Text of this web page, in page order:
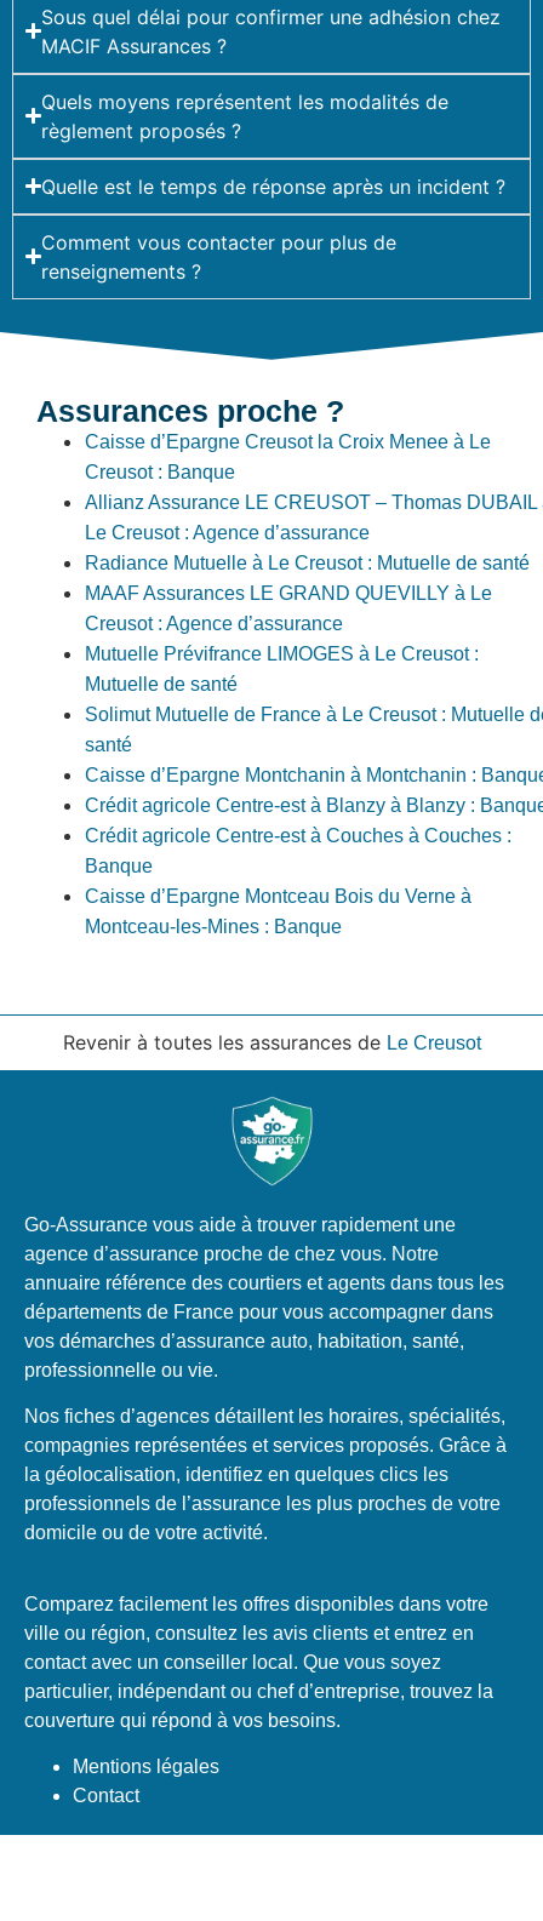
Sous quel délai pour confirmer une adhésion chez
MACIF Assurances ?
Quels moyens représentent les modalités de
règlement proposés ?
Quelle est le temps de réponse après un incident ?
Comment vous contacter pour plus de
renseignements ?
Assurances proche ?
Caisse d’Epargne Creusot la Croix Menee à Le
Creusot : Banque
Allianz Assurance LE CREUSOT – Thomas DUBAIL
Le Creusot : Agence d’assurance
Radiance Mutuelle à Le Creusot : Mutuelle de santé
MAAF Assurances LE GRAND QUEVILLY à Le
Creusot : Agence d’assurance
Mutuelle Prévifrance LIMOGES à Le Creusot :
Mutuelle de santé
Solimut Mutuelle de France à Le Creusot : Mutuelle
santé
Caisse d’Epargne Montchanin à Montchanin :
Crédit agricole Centre-est à Blanzy à Blanzy :
Crédit agricole Centre-est à Couches à Couches :
Banque
Caisse d’Epargne Montceau Bois du Verne à
Montceau-les-Mines : Banque
Revenir à toutes les assurances de Le Creusot
Go-Assurance vous aide à trouver rapidement une
agence d’assurance proche de chez vous. Notre
annuaire référence des courtiers et agents dans tous les
départements de France pour vous accompagner dans
vos démarches d’assurance auto, habitation, santé,
professionnelle ou vie.
Nos fiches d’agences détaillent les horaires, spécialités,
compagnies représentées et services proposés. Grâce à
la géolocalisation, identifiez en quelques clics les
professionnels de l’assurance les plus proches de votre
domicile ou de votre activité.
Comparez facilement les offres disponibles dans votre
ville ou région, consultez les avis clients et entrez en
contact avec un conseiller local. Que vous soyez
particulier, indépendant ou chef d’entreprise, trouvez la
couverture qui répond à vos besoins.
Mentions légales
Contact